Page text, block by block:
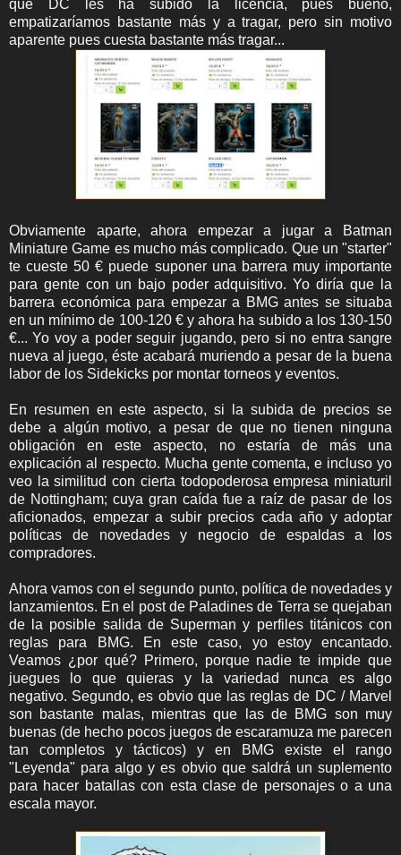
que DC les ha subido la licencia, pues bueno,
empatizaríamos bastante más y a tragar, pero sin motivo
aparente pues cuesta bastante más tragar...
Obviamente aparte, ahora empezar a jugar a Batman
Miniature Game es mucho más complicado. Que un "starter"
te cueste 50 € puede suponer una barrera muy importante
para gente con un bajo poder adquisitivo. Yo diría que la
barrera económica para empezar a BMG antes se situaba
en un mínimo de 100-120 € y ahora ha subido a los 130-150
€... Yo voy a poder seguir jugando, pero si no entra sangre
nueva al juego, éste acabará muriendo a pesar de la buena
labor de los Sidekicks por montar torneos y eventos.
En resumen en este aspecto, si la subida de precios se
debe a algún motivo, a pesar de que no tienen ninguna
obligación en este aspecto, no estaría de más una
explicación al respecto. Mucha gente comenta, e incluso yo
veo la similitud con cierta todopoderosa empresa miniaturil
de Nottingham; cuya gran caída fue a raíz de pasar de los
aficionados, empezar a subir precios cada año y adoptar
políticas de novedades y negocio de espaldas a los
compradores.
Ahora vamos con el segundo punto, política de novedades y
lanzamientos. En el post de Paladines de Terra se quejaban
de la posible salida de Superman y perfiles titánicos con
reglas para BMG. En este caso, yo estoy encantado.
Veamos ¿por qué? Primero, porque nadie te impide que
juegues lo que quieras y la variedad nunca es algo
negativo. Segundo, es obvio que las reglas de DC / Marvel
son bastante malas, mientras que las de BMG son muy
buenas (de hecho pocos juegos de escaramuza me parecen
tan completos y tácticos) y en BMG existe el rango
"Leyenda" para algo y es obvio que saldrá un suplemento
para hacer batallas con esta clase de personajes o a una
escala mayor.